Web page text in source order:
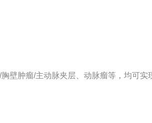
壁肿瘤/主动脉夹层、动脉瘤等，均可实